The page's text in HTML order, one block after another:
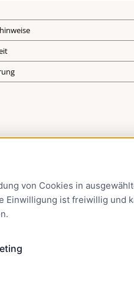
von Cookies in
Einwilligung ist freiwillig und